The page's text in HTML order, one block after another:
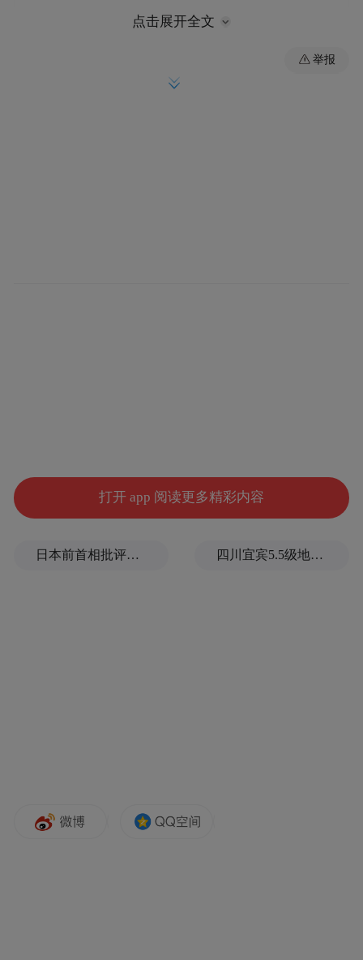
次。
点击展开全文
举报
打开 app 阅读更多精彩内容
日本前首相批评高市在处理中美关系上缺乏战略 四川宜宾5.5级地震后，余震为什么持续不断？官方回应